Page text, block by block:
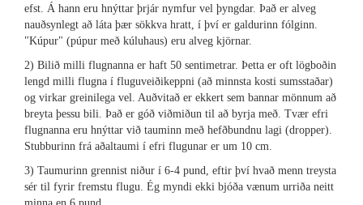
efst. Á hann eru hnýttar þrjár nymfur vel þyngdar. Það er alveg
nauðsynlegt að láta þær sökkva hratt, í því er galdurinn fólginn.
"Kúpur" (púpur með kúluhaus) eru alveg kjörnar.
2) Bilið milli flugnanna er haft 50 sentimetrar. Þetta er oft lögboðin
lengd milli flugna í fluguveiðikeppni (að minnsta kosti sumsstaðar)
og virkar greinilega vel. Auðvitað er ekkert sem bannar mönnum að
breyta þessu bili. Það er góð viðmiðun til að byrja með. Tvær efri
flugnanna eru hnýttar við tauminn með hefðbundnu lagi (dropper).
Stubburinn frá aðaltaumi í efri flugunar er um 10 cm.
3) Taumurinn grennist niður í 6-4 pund, eftir því hvað menn treysta
sér til fyrir fremstu flugu. Ég myndi ekki bjóða vænum urriða neitt